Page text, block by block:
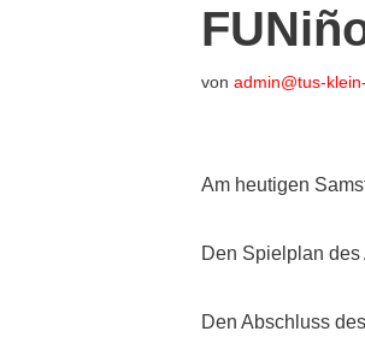
von admin@tus-
Am heutigen
Den Spielplan des
Den Abschluss